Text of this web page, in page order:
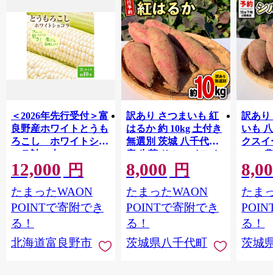
＜2026年先行受付＞富
良野産ホワイトとうも
ろこし ホワイトショ
コラ計10本
【1678459】
12,000 円
たまったWAON
POINTで寄附でき
る！
北海道富良野市
訳あり さつまいも 紅
はるか 約 10kg 土付き
無選別 茨城 八千代町
産 生芋 サツマイモ さ
つま芋 焼き芋 やきい
も 芋 イモ 野菜 不揃い
規格外 長期熟成 おや
つ デザート 秋 旬 農家
直送 【 先行予約 2026
年10月下旬以降発送
】 [AX010ya]
8,000 円
たまったWAON
POINTで寄附でき
る！
茨城県八千代町
訳あり
いも
クス
10kg
モ 芋
ート 秋 【 先行
2026
送 】
たま
る！
茨城